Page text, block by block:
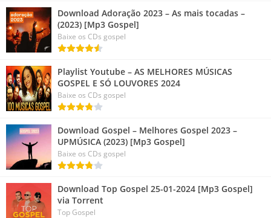
Download Adoração 2023 – As mais tocadas –
(2023) [Mp3 Gospel]
Baixe os CDs gospel
Playlist Youtube – AS MELHORES MÚSICAS
GOSPEL E SÓ LOUVORES 2024
Baixe os CDs gospel
Download Gospel – Melhores Gospel 2023 –
UPMÚSICA (2023) [Mp3 Gospel]
Baixe os CDs gospel
Download Top Gospel 25-01-2024 [Mp3 Gospel]
via Torrent
Top Gospel